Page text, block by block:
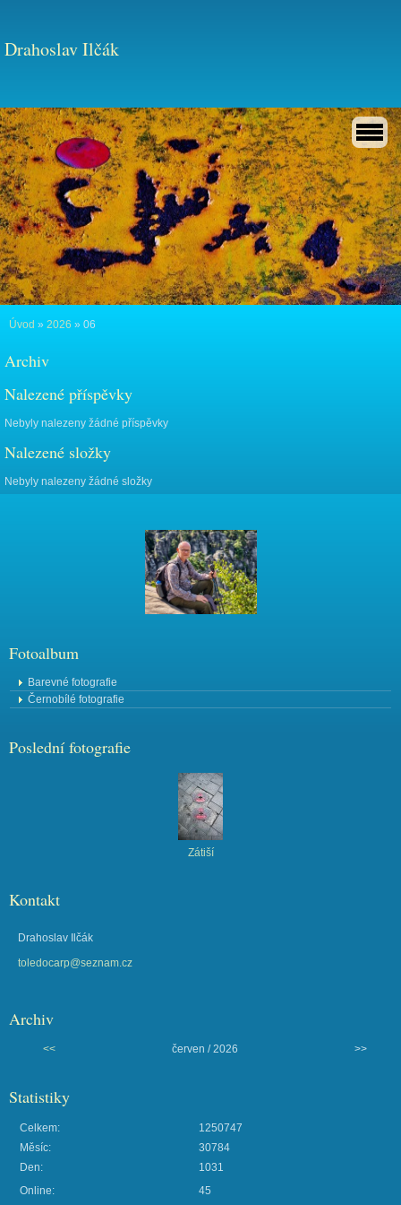
Drahoslav Ilčák
Úvod » 2026 » 06
Archiv
Nalezené příspěvky
Nebyly nalezeny žádné příspěvky
Nalezené složky
Nebyly nalezeny žádné složky
Fotoalbum
Barevné fotografie
Černobílé fotografie
Poslední fotografie
Zátiší
Kontakt
Drahoslav Ilčák
toledocarp@seznam.cz
Archiv
<< červen / 2026 >>
Statistiky
Online: 45
Celkem:
1250747
Měsíc:
30784
Den:
1031